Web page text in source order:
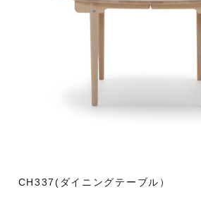
CH337(ダイニングテーブル）